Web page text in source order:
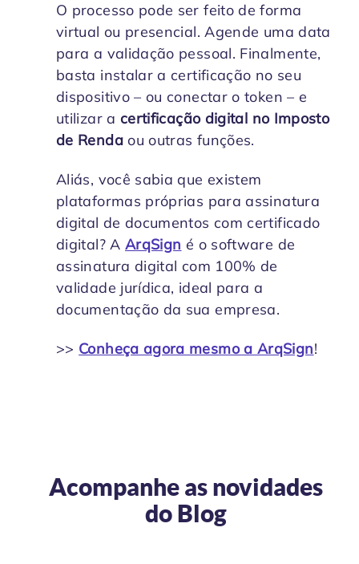
O processo pode ser feito de forma
virtual ou presencial. Agende uma data
para a validação pessoal. Finalmente,
basta instalar a certificação no seu
dispositivo – ou conectar o token – e
utilizar a certificaçãodigital no Imposto
de Rendaou outras funções.
Aliás, você sabia que existem
plataformas próprias para assinatura
digital de documentos com certificado
digital? A ArqSign é o software de
assinatura digital com 100% de
validade jurídica, ideal para a
documentação da sua empresa.
>> Conheça agora mesmo a ArqSign!
Acompanhe as novidades
do Blog